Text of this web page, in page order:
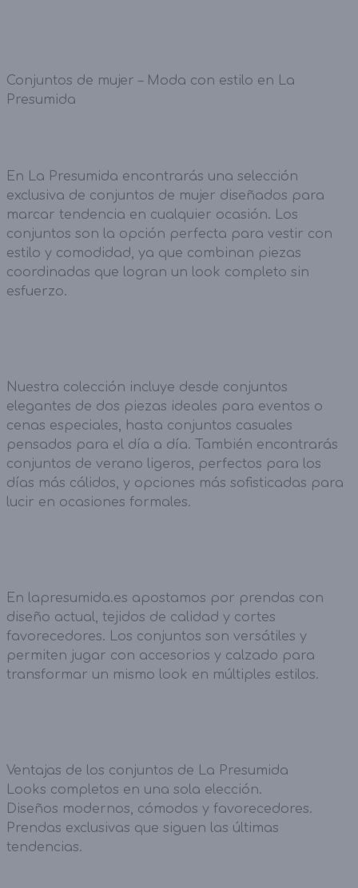
Conjuntos de mujer – Moda con estilo en La
Presumida
En La Presumida encontrarás una selección
exclusiva de conjuntos de mujer diseñados para
marcar tendencia en cualquier ocasión. Los
conjuntos son la opción perfecta para vestir con
estilo y comodidad, ya que combinan piezas
coordinadas que logran un look completo sin
esfuerzo.
Nuestra colección incluye desde conjuntos
elegantes de dos piezas ideales para eventos o
cenas especiales, hasta conjuntos casuales
pensados para el día a día. También encontrarás
conjuntos de verano ligeros, perfectos para los
días más cálidos, y opciones más sofisticadas para
lucir en ocasiones formales.
En lapresumida.es apostamos por prendas con
diseño actual, tejidos de calidad y cortes
favorecedores. Los conjuntos son versátiles y
permiten jugar con accesorios y calzado para
transformar un mismo look en múltiples estilos.
Ventajas de los conjuntos de La Presumida
Looks completos en una sola elección.
Diseños modernos, cómodos y favorecedores.
Prendas exclusivas que siguen las últimas
tendencias.